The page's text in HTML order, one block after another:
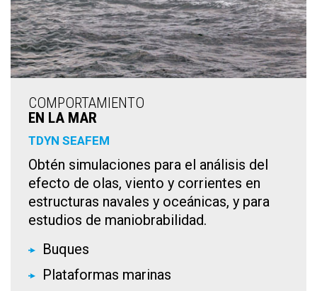
COMPORTAMIENTO
EN LA MAR
TDYN SEAFEM
Obtén simulaciones para el análisis del
efecto de olas, viento y corrientes en
estructuras navales y oceánicas, y para
estudios de maniobrabilidad.
Buques
Plataformas marinas